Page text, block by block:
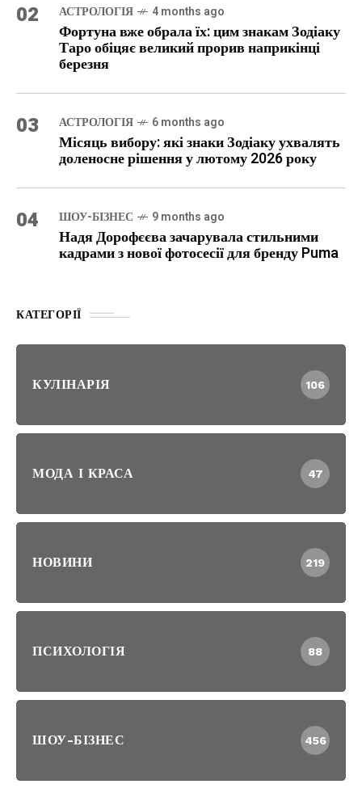
02 АСТРОЛОГІЯ 4 months ago
Фортуна вже обрала їх: цим знакам Зодіаку
Таро обіцяє великий прорив наприкінці
березня
03 АСТРОЛОГІЯ 6 months ago
Місяць вибору: які знаки Зодіаку ухвалять
доленосне рішення у лютому 2026 року
04 ШОУ-БІЗНЕС 9 months ago
Надя Дорофєєва зачарувала стильними
кадрами з нової фотосесії для бренду Puma
КАТЕГОРІЇ
КУЛІНАРІЯ 106
МОДА І КРАСА 47
НОВИНИ 219
ПСИХОЛОГІЯ 88
ШОУ-БІЗНЕС 456